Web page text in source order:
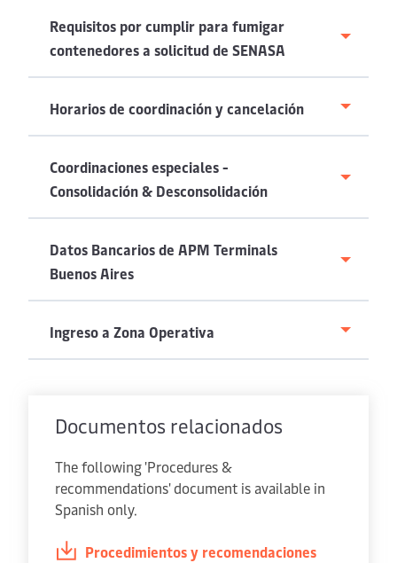
Requisitos por cumplir para fumigar
contenedores a solicitud de SENASA
Horarios de coordinación y cancelación
Coordinaciones especiales -
Consolidación & Desconsolidación
Datos Bancarios de APM Terminals
Buenos Aires
Ingreso a Zona Operativa
Documentos relacionados
The following 'Procedures &
recommendations' document is available in
Spanish only.
Procedimientos y recomendaciones